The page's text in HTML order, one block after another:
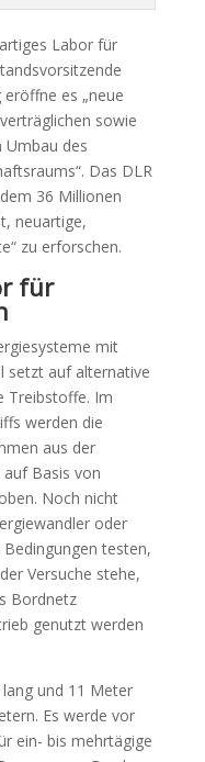
Labor für
eröffne es „neue
sowie
des
Das DLR
36 Millionen
neuartige,
zu erforschen.
für
mit
setzt auf alternative
Treibstoffe. Im
werden die
aus der
Basis von
Noch nicht
oder
testen,
Versuche stehe,
Bordnetz
genutzt werden
und 11 Meter
Es werde vor
ein- bis mehrtägige